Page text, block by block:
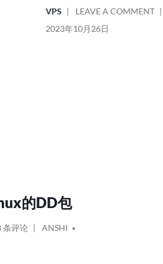
POSTED
IN
VPS LEAVE A COMMENTON
2023年10月26日
的DD包
条评论
POSTED
ANSHI